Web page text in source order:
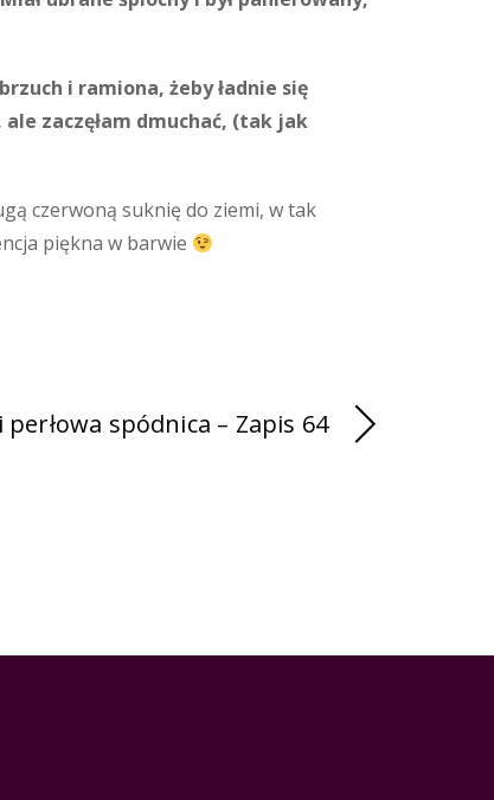
i ramiona, żeby ładnie się
zaczęłam dmuchać, (tak jak
czerwoną suknię do ziemi, w tak
piękna w barwie
spódnica – Zapis 64